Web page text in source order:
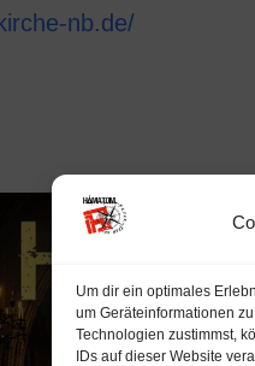
Um dir ein optimales
um Geräteinformationen
Technologien zustimmst,
IDs auf dieser Website
nb.de/